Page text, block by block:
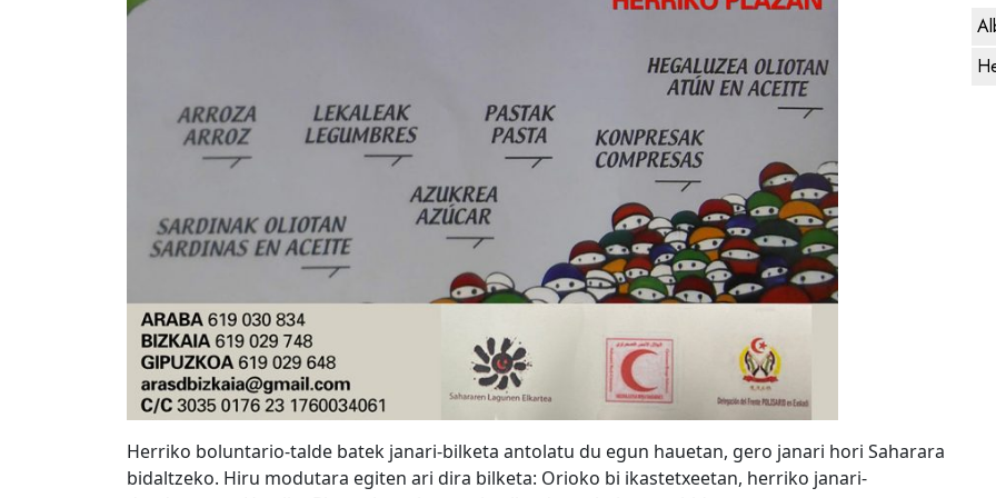
Herriko boluntario-talde batek janari-bilketa antolatu du egun hauetan, gero janari hori Saharara
bidaltzeko. Hiru modutara egiten ari dira bilketa: Orioko bi ikastetxeetan, herriko janari-